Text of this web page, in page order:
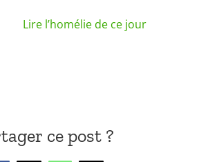
Lire l’homélie de ce jour
ce post ?